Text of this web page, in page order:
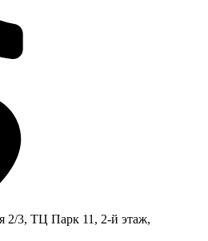
2/3, ТЦ Парк 11, 2-й этаж,